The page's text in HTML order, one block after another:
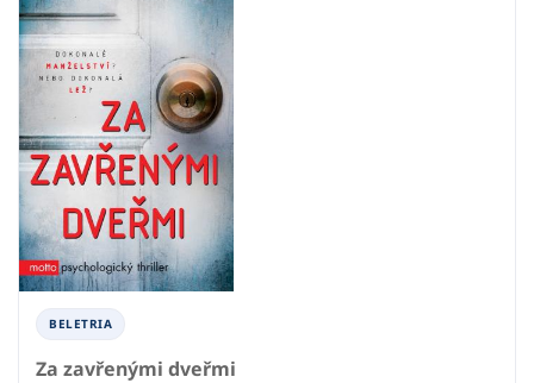
BELETRIA
Za zavřenými dveřmi